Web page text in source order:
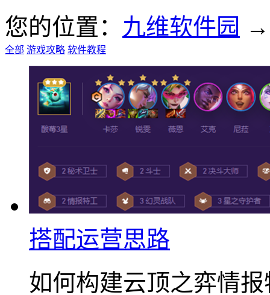
您的位置： 九维软件园
全部 游戏攻略 软件教程
搭配运营思路
如何构建云顶之弈情